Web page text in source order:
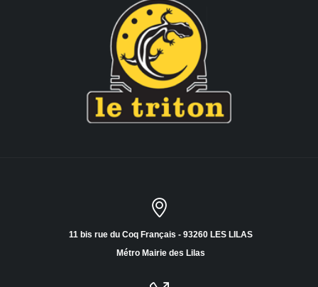
11 bis rue du Coq Français - 93260 LES LILAS
Métro Mairie des Lilas